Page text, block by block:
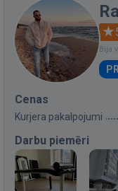
Bija
Cenas
Kurjera pakalpojumi
Darbu piemēri